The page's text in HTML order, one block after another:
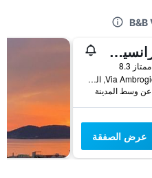
سان فرانسيسكو هيريتيدج هوتل
ممتاز 8.3
Via Ambrogio Machin 2, الغيرو, سردينيا, إيطاليا
عرض الصفقة